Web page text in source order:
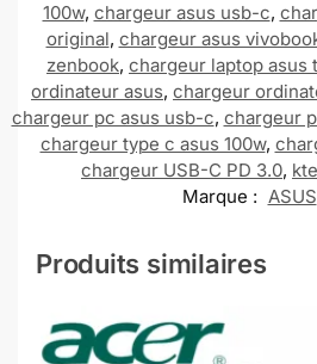
100w, chargeur asus usb-c,
original, chargeur asus
zenbook, chargeur laptop asus
ordinateur asus, chargeur
chargeur pc asus usb-c, chargeur
chargeur type c asus 100w,
chargeur USB-C PD 3.0,
Marque : ASUS
Produits similaires